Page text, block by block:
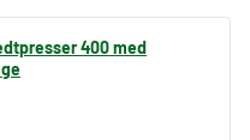
400 med